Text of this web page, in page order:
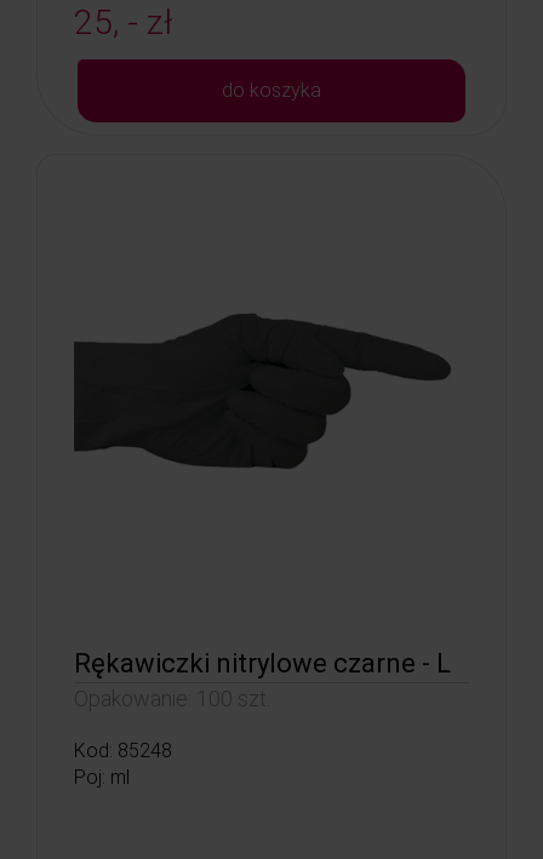
25, - zł
do koszyka
Rękawiczki nitrylowe czarne - L
Opakowanie: 100 szt.
Kod: 85248
Poj: ml